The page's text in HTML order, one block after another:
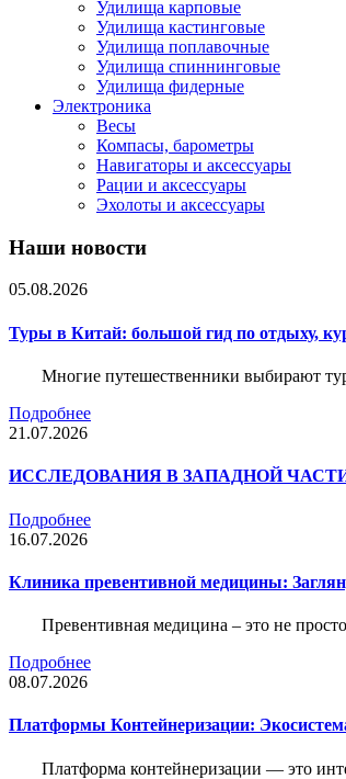
Удилища карповые
Удилища кастинговые
Удилища поплавочные
Удилища спиннинговые
Удилища фидерные
Электроника
Весы
Компасы, барометры
Навигаторы и аксессуары
Рации и аксессуары
Эхолоты и аксессуары
Наши новости
05.08.2026
Туры в Китай: большой гид по отдыху,
Многие путешественники выбирают
Подробнее
21.07.2026
ИССЛЕДОВАНИЯ В ЗАПАДНОЙ
Подробнее
16.07.2026
Клиника превентивной медицины:
Превентивная медицина – это не
Подробнее
08.07.2026
Платформы Контейнеризации:
Платформа контейнеризации — это